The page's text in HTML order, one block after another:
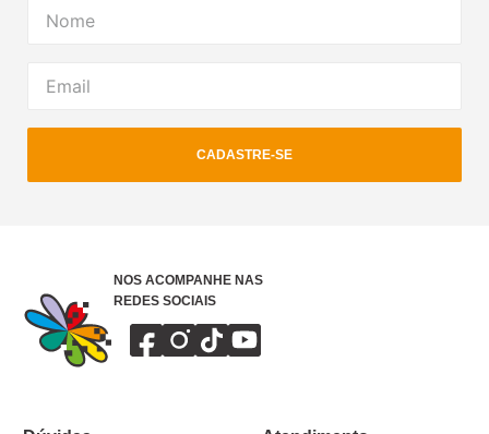
CADASTRE-SE
NOS ACOMPANHE NAS
REDES SOCIAIS